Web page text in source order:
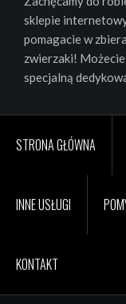
sklepie
pomagacie w
zwierzaki!
specjalną
STRONA GŁÓWNA
INNE USŁUGI
KONTAKT